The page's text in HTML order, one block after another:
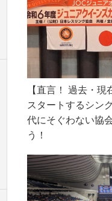
【直言！ 過去・現
スタートするシン
代にそぐわない協
う！